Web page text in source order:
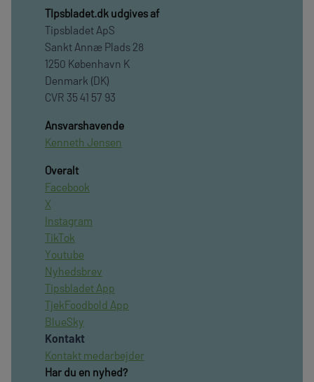
TIpsbladet.dk udgives af
Tipsbladet ApS
Sankt Annæ Plads 28
1250 København K
Denmark (DK)
CVR 35 41 57 93
Ansvarshavende
Kenneth Jensen
Overalt
Facebook
X
Instagram
TikTok
Youtube
Nyhedsbrev
Tipsbladet App
TjekFoodbold App
BlueSky
Kontakt
Kontakt medarbejder
Har du en nyhed?